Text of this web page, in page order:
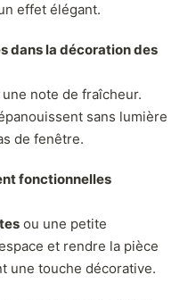
effet élégant.
dans la décoration des
note de fraîcheur.
sans lumière
de fenêtre.
fonctionnelles
ou une petite
et rendre la pièce
une touche décorative.